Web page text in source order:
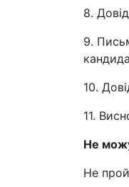
8.
9.
10.
11.
Не
Не